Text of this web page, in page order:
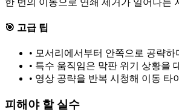
🎯 고급 팁
• 모서리에서부터 안쪽으로 공략
• 특수 움직임은 막판 위기 상황을
• 영상 공략을 반복 시청해 이동 타
피해야 할 실수